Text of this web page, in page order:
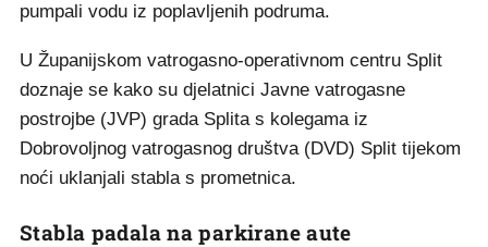
pumpali vodu iz poplavljenih podruma.
U Županijskom vatrogasno-operativnom centru Split
doznaje se kako su djelatnici Javne vatrogasne
postrojbe (JVP) grada Splita s kolegama iz
Dobrovoljnog vatrogasnog društva (DVD) Split tijekom
noći uklanjali stabla s prometnica.
Stabla padala na parkirane aute